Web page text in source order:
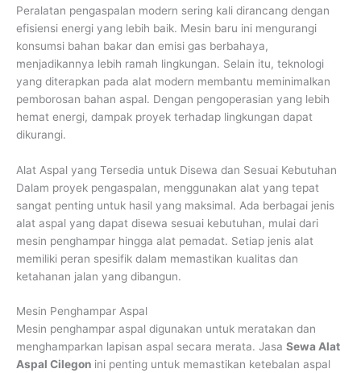
Peralatan pengaspalan modern sering kali dirancang dengan
efisiensi energi yang lebih baik. Mesin baru ini mengurangi
konsumsi bahan bakar dan emisi gas berbahaya,
menjadikannya lebih ramah lingkungan. Selain itu, teknologi
yang diterapkan pada alat modern membantu meminimalkan
pemborosan bahan aspal. Dengan pengoperasian yang lebih
hemat energi, dampak proyek terhadap lingkungan dapat
dikurangi.
Alat Aspal yang Tersedia untuk Disewa dan Sesuai Kebutuhan
Dalam proyek pengaspalan, menggunakan alat yang tepat
sangat penting untuk hasil yang maksimal. Ada berbagai jenis
alat aspal yang dapat disewa sesuai kebutuhan, mulai dari
mesin penghampar hingga alat pemadat. Setiap jenis alat
memiliki peran spesifik dalam memastikan kualitas dan
ketahanan jalan yang dibangun.
Mesin Penghampar Aspal
Mesin penghampar aspal digunakan untuk meratakan dan
menghamparkan lapisan aspal secara merata. Jasa Sewa Alat
Aspal Cilegon ini penting untuk memastikan ketebalan aspal